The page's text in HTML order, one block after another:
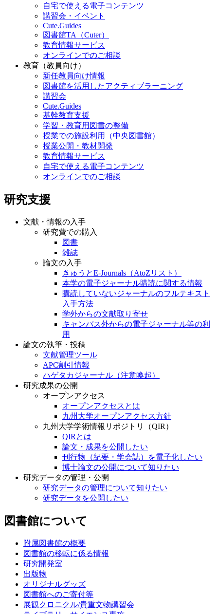
自宅で使える電子コンテンツ
講習会・イベント
Cute.Guides
図書館TA（Cuter）
教育情報サービス
オンラインでのご相談
教育（教員向け）
新任教員向け情報
図書館を活用したアクティブラーニング
講習会
Cute.Guides
基幹教育支援
学習・教育用図書の整備
授業での施設利用（中央図書館）
授業公開・教材開発
教育情報サービス
自宅で使える電子コンテンツ
オンラインでのご相談
研究支援
文献・情報の入手
研究費での購入
図書
雑誌
論文の入手
きゅうとE-Journals（AtoZリスト）
本学の電子ジャーナル購読に関する情報
購読していないジャーナルのフルテキスト
入手方法
学外からの文献取り寄せ
キャンパス外からの電子ジャーナル等の利
用
論文の執筆・投稿
文献管理ツール
APC割引情報
ハゲタカジャーナル（注意喚起）
研究成果の公開
オープンアクセス
オープンアクセスとは
九州大学オープンアクセス方針
九州大学学術情報リポジトリ（QIR）
QIRとは
論文・成果を公開したい
刊行物（紀要・学会誌）を電子化したい
博士論文の公開について知りたい
研究データの管理・公開
研究データの管理について知りたい
研究データを公開したい
図書館について
附属図書館の概要
図書館の移転に係る情報
研究開発室
出版物
オリジナルグッズ
図書館へのご寄付等
展観クロニクル/貴重文物講習会